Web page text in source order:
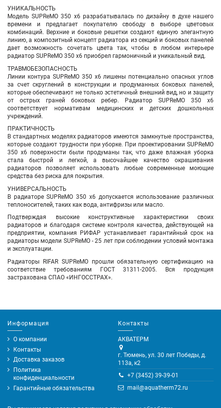
УНИКАЛЬНОСТЬ
Модель SUPReMO 350 х6 разрабатывалась по дизайну в духе нашего
времени и предлагает покупателю свободу в выборе цветовых
комбинаций. Верхние и боковые решетки создают единую элегантную
линию, а композитный концепт радиатора из секций и боковых панелей
дает возможность сочетать цвета так, чтобы в любом интерьере
радиатор SUPReMO 350 х6 приобрел гармоничный и уникальный вид.
ТРАВМОБЕЗОПАСНОСТЬ
Линии контура SUPReMO 350 х6 лишены потенциально опасных углов
за счет скруглений в конструкции и продуманных боковых панелей,
которые обеспечивают не только эстетичный внешний вид, но и защиту
от острых граней боковых ребер. Радиатор SUPReMO 350 х6
соответствует нормативам медицинских и детских дошкольных
учреждений.
ПРАКТИЧНОСТЬ
В стандартных моделях радиаторов имеются замкнутые пространства,
которые создают трудности при уборке. При проектировании SUPReMO
350 х6 поверхности были продуманы так, что даже влажная уборка
стала быстрой и легкой, а высочайшее качество окрашивания
радиаторов позволяет использовать любые современные моющие
средства без риска для покрытия.
УНИВЕРСАЛЬНОСТЬ
В радиаторе SUPReMO 350 х6 допускается использование различных
теплоносителей, таких как вода, антифризы или масло.
Подтверждая высокие конструктивные характеристики своих
радиаторов и благодаря системе контроля качества, действующей на
предприятии, компания РИФАР устанавливает гарантийный срок на
радиаторы модели SUPReMO - 25 лет при соблюдении условий монтажа
и эксплуатации.
Радиаторы RIFAR SUPReMO прошли обязательную сертификацию на
соответствие требованиям ГОСТ 31311-2005. Вся продукция
застрахована СПАО «ИНГОССТРАХ».
Информация
О компании
Контакты
Доставка заказов
Политика
конфиденциальности
Гарантийные обязательства
Контакты
АКВАТЕРМ
г. Тюмень, ул. 30 лет Победы, д.
113а, к2
+7 (3452) 39-39-01
mail@aquatherm72.ru